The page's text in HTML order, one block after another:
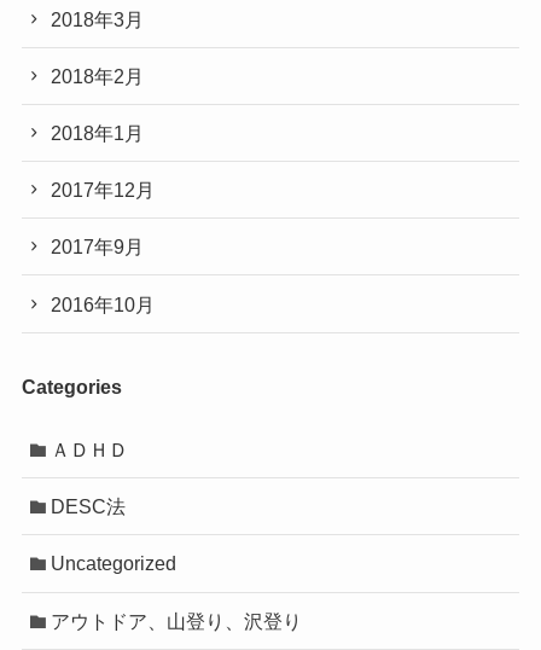
2018年3月
2018年2月
2018年1月
2017年12月
2017年9月
2016年10月
Categories
ＡＤＨＤ
DESC法
Uncategorized
アウトドア、山登り、沢登り